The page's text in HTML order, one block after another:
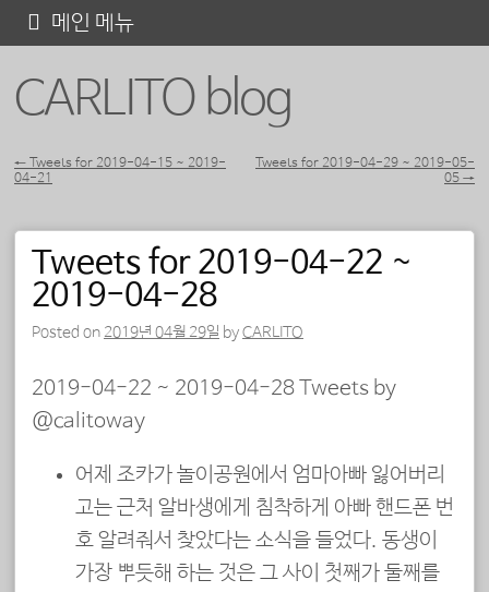
CARLITO blog
메인 메뉴
텐
포스트 내비게이션
← Tweets for 2019-04-15 ~ 2019-
04-21
Tweets for 2019-04-29 ~ 2019-05-
05 →
Tweets for 2019-04-22 ~
2019-04-28
Posted on 2019년 04월 29일 byCARLITO
2019-04-22 ~ 2019-04-28 Tweets by
@calitoway
어제 조카가 놀이공원에서 엄마아빠 잃어버리
고는 근처 알바생에게 침착하게 아빠 핸드폰 번
호 알려줘서 찾았다는 소식을 들었다. 동생이
가장 뿌듯해 하는 것은 그 사이 첫째가 둘째를